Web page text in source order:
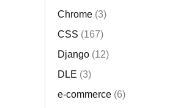
Chrome(3)
CSS (167)
Django(12)
DLE (3)
e-commerce(6)